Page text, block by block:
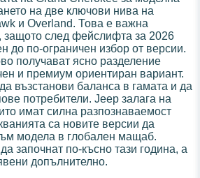
на две ключови нива на
и Overland. Това е важна
защото след фейслифта за 2026
до по-ограничен избор от версии.
получават ясно разделение
и премиум ориентиран вариант.
възстанови баланса в гамата и да
потребители. Jeep залага на
имат силна разпознаваемост
са новите версии да
модела в глобален мащаб.
започнат по-късно тази година, а
допълнително.